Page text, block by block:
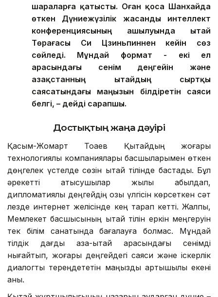
шараларға қатысты. Оған қоса Шанхайда
өткен Дүниежүзілік жасанды интеллект
конференциясының ашылуында Қытай
Төрағасы Си Цзиньпиннен кейін сөз
сөйледі. Мұндай формат - екі ел
арасындағы сенім деңгейін және
Қазақстанның Қытайдың сыртқы
саясатындағы маңызын білдіретін саяси
белгі, – дейді сарапшы.
Достықтың жаңа дәуірі
Қасым-Жомарт Тоқаев Қытайдың жоғары
технологиялық компаниялары басшыларымен өткен
дөңгелек үстелде сөзін қытай тілінде бастады. Бұл
әрекетті қатысушылар жылы қабылдап,
дипломатиялық деңгейдің озық үлгісін көрсеткен сәт
лезде интернет желісінде кең тарап кетті. Жалпы,
Мемлекет басшысының қытай тілін еркін меңгеруін
тек білім санатында бағалауға болмас. Мұндай
тілдік дағды қазақ-қытай арасындағы сенімді
нығайтып, жоғары деңгейдегі саяси және іскерлік
диалогты тереңдететін маңызды артықшылық екені
анық.